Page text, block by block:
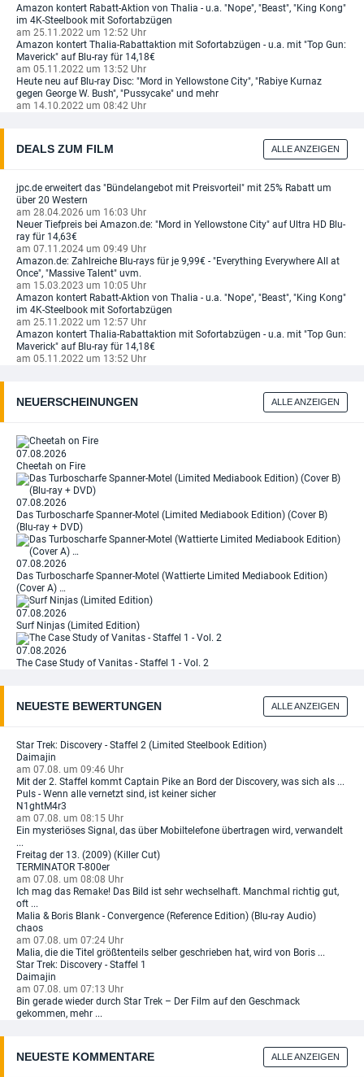
Amazon kontert Rabatt-Aktion von Thalia - u.a. "Nope", "Beast", "King Kong"
im 4K-Steelbook mit Sofortabzügen
am 25.11.2022 um 12:52 Uhr
Amazon kontert Thalia-Rabattaktion mit Sofortabzügen - u.a. mit "Top Gun:
Maverick" auf Blu-ray für 14,18€
am 05.11.2022 um 13:52 Uhr
Heute neu auf Blu-ray Disc: "Mord in Yellowstone City", "Rabiye Kurnaz
gegen George W. Bush", "Pussycake" und mehr
am 14.10.2022 um 08:42 Uhr
DEALS ZUM FILM ALLE ANZEIGEN
jpc.de erweitert das "Bündelangebot mit Preisvorteil" mit 25% Rabatt um
über 20 Western
am 28.04.2026 um 16:03 Uhr
Neuer Tiefpreis bei Amazon.de: "Mord in Yellowstone City" auf Ultra HD Blu-
ray für 14,63€
am 07.11.2024 um 09:49 Uhr
Amazon.de: Zahlreiche Blu-rays für je 9,99€ - "Everything Everywhere All at
Once", "Massive Talent" uvm.
am 15.03.2023 um 10:05 Uhr
Amazon kontert Rabatt-Aktion von Thalia - u.a. "Nope", "Beast", "King Kong"
im 4K-Steelbook mit Sofortabzügen
am 25.11.2022 um 12:57 Uhr
Amazon kontert Thalia-Rabattaktion mit Sofortabzügen - u.a. mit "Top Gun:
Maverick" auf Blu-ray für 14,18€
am 05.11.2022 um 13:52 Uhr
NEUERSCHEINUNGEN ALLE ANZEIGEN
07.08.2026
Cheetah on Fire
07.08.2026
Das Turboscharfe Spanner-Motel (Limited Mediabook Edition) (Cover B)
(Blu-ray + DVD)
07.08.2026
Das Turboscharfe Spanner-Motel (Wattierte Limited Mediabook Edition)
(Cover A) …
07.08.2026
Surf Ninjas (Limited Edition)
07.08.2026
The Case Study of Vanitas - Staffel 1 - Vol. 2
NEUESTE BEWERTUNGEN ALLE ANZEIGEN
Star Trek: Discovery - Staffel 2 (Limited Steelbook Edition)
Daimajin
am 07.08. um 09:46 Uhr
Mit der 2. Staffel kommt Captain Pike an Bord der Discovery, was sich als ...
Puls - Wenn alle vernetzt sind, ist keiner sicher
N1ghtM4r3
am 07.08. um 08:15 Uhr
Ein mysteriöses Signal, das über Mobiltelefone übertragen wird, verwandelt
...
Freitag der 13. (2009) (Killer Cut)
TERMINATOR T-800er
am 07.08. um 08:08 Uhr
Ich mag das Remake! Das Bild ist sehr wechselhaft. Manchmal richtig gut,
oft ...
Malia & Boris Blank - Convergence (Reference Edition) (Blu-ray Audio)
chaos
am 07.08. um 07:24 Uhr
Malia, die die Titel größtenteils selber geschrieben hat, wird von Boris ...
Star Trek: Discovery - Staffel 1
Daimajin
am 07.08. um 07:13 Uhr
Bin gerade wieder durch Star Trek – Der Film auf den Geschmack
gekommen, mehr ...
NEUESTE KOMMENTARE ALLE ANZEIGEN